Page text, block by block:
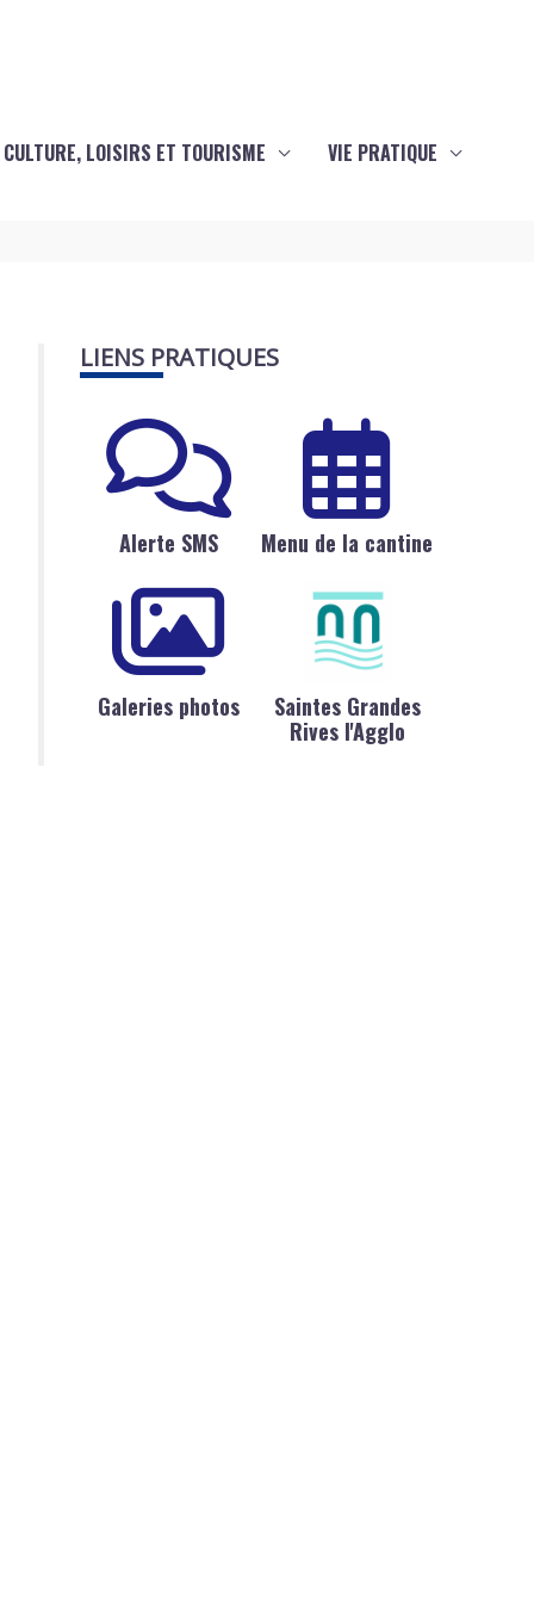
CULTURE, LOISIRS ET TOURISME VIE PRATIQUE
LIENS PRATIQUES
Alerte SMS Menu de la cantine
Galeries photos
Saintes Grandes
Rives l'Agglo